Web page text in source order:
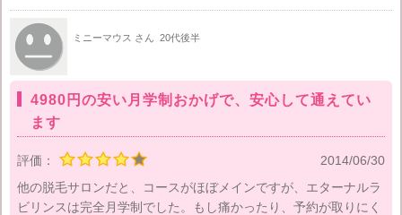
ミニーマウス さん 20代後半
4980円の安い月学制おかげで、安心して通えてい
ます
評価：
2014/06/30
他の脱毛サロンだと、コースがほぼメインですが、エターナルラ
ビリンスは完全月学制でした。もし痛かったり、予約が取りにく